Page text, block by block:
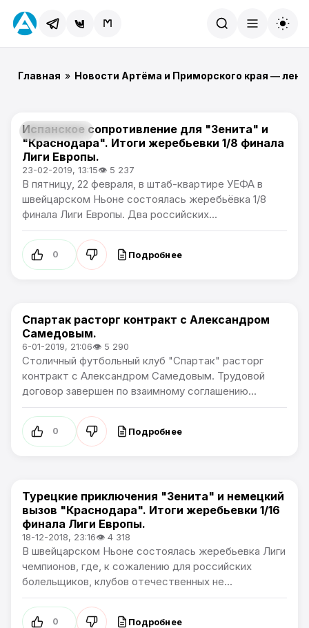
Главная » Новости Артёма и Приморского края —
Лига Европы
Испанское сопротивление для "Зенита" и
"Краснодара". Итоги жеребьевки 1/8 финала
Лиги Европы.
23-02-2019, 13:15👁 5 237
В пятницу, 22 февраля, в штаб-квартире УЕФА в
швейцарском Ньоне состоялась жеребьёвка 1/8
финала Лиги Европы. Два российских...
0 Подробнее
Премьер лига
Спартак расторг контракт с Александром
Самедовым.
6-01-2019, 21:06👁 5 290
Столичный футбольный клуб "Спартак" расторг
контракт с Александром Самедовым. Трудовой
договор завершен по взаимному соглашению...
0 Подробнее
Лига Европы
Турецкие приключения "Зенита" и немецкий
вызов "Краснодара". Итоги жеребьевки 1/16
финала Лиги Европы.
18-12-2018, 23:16👁 4 318
В швейцарском Ньоне состоялась жеребьевка Лиги
чемпионов, где, к сожалению для российских
болельщиков, клубов отечественных не...
0 Подробнее